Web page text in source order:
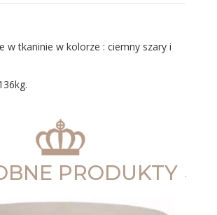
w tkaninie w kolorze : ciemny szary i
PRODUKTY